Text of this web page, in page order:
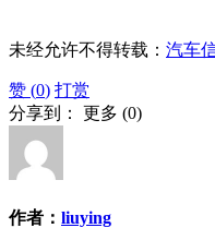
未经允许不得转载： 汽车
赞 (0) 打赏
分享到： 更多 (0)
作者： liuying